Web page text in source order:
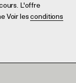
L'offre
Voir lesconditions